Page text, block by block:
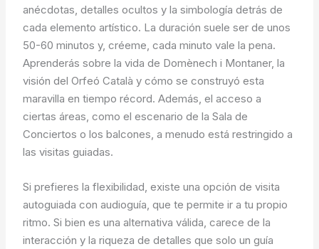
anécdotas, detalles ocultos y la simbología detrás de
cada elemento artístico. La duración suele ser de unos
50-60 minutos y, créeme, cada minuto vale la pena.
Aprenderás sobre la vida de Domènech i Montaner, la
visión del Orfeó Català y cómo se construyó esta
maravilla en tiempo récord. Además, el acceso a
ciertas áreas, como el escenario de la Sala de
Conciertos o los balcones, a menudo está restringido a
las visitas guiadas.
Si prefieres la flexibilidad, existe una opción de visita
autoguiada con audioguía, que te permite ir a tu propio
ritmo. Si bien es una alternativa válida, carece de la
interacción y la riqueza de detalles que solo un guía